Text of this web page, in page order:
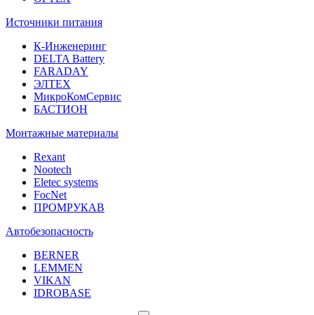
Источники питания
К-Инженеринг
DELTA Battery
FARADAY
ЭЛТЕХ
МикроКомСервис
БАСТИОН
Монтажные материалы
Rexant
Nootech
Eletec systems
FocNet
ПРОМРУКАВ
Автобезопасность
BERNER
LEMMEN
VIKAN
IDROBASE